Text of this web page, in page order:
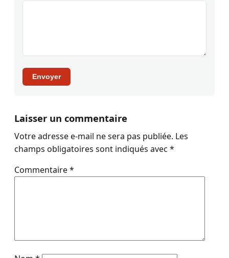
Envoyer
Laisser un commentaire
Votre adresse e-mail ne sera pas publiée. Les
champs obligatoires sont indiqués avec *
Commentaire*